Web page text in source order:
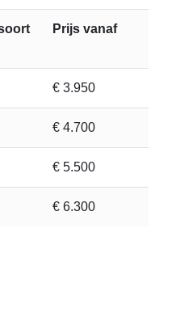
Prijs vanaf
€ 3.950
€ 4.700
€ 5.500
€ 6.300